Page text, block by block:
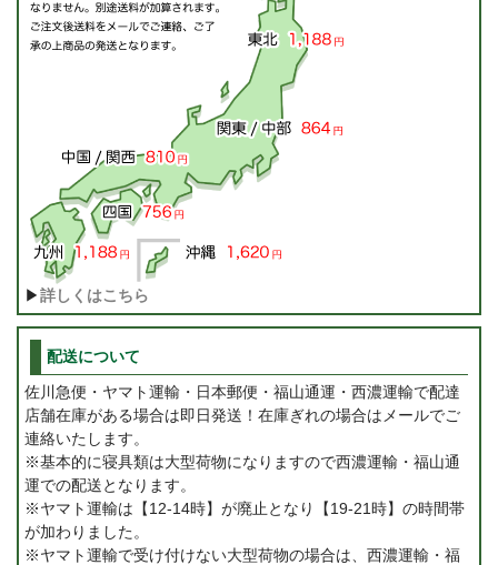
▶詳しくはこちら
配送について
佐川急便・ヤマト運輸・日本郵便・福山通運・西濃運輸で配達
店舗在庫がある場合は即日発送！在庫ぎれの場合はメールでご
連絡いたします。
※基本的に寝具類は大型荷物になりますので西濃運輸・福山通
運での配送となります。
※ヤマト運輸は【12-14時】が廃止となり【19-21時】の時間帯
が加わりました。
※ヤマト運輸で受け付けない大型荷物の場合は、西濃運輸・福